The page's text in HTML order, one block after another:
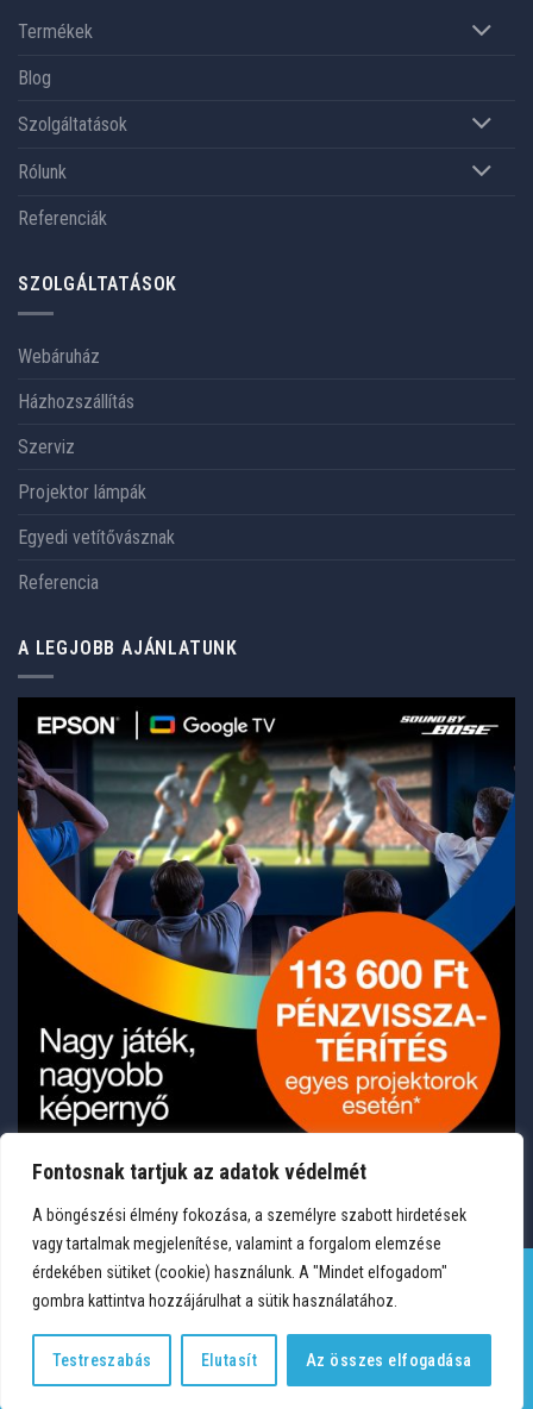
Fontosnak tartjuk az adatok védelmét
A böngészési élmény fokozása, a személyre szabott hirdetések
vagy tartalmak megjelenítése, valamint a forgalom elemzése
érdekében sütiket (cookie) használunk. A "Mindet elfogadom"
gombra kattintva hozzájárulhat a sütik használatához.
Testreszabás Elutasít Az összes elfogadása
Termékek
Blog
Szolgáltatások
Rólunk
Referenciák
SZOLGÁLTATÁSOK
Webáruház
Házhozszállítás
Szerviz
Projektor lámpák
Egyedi vetítővásznak
Referencia
A LEGJOBB AJÁNLATUNK
Copyright 2026 © Medium Hungary Kft. Minden jog fenntartva.